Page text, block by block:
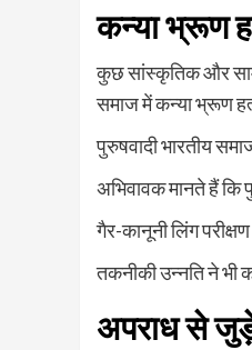
कन्या भ्रूण
कुछ सांस्कृतिक और
समाज में कन्या भ्रूण
पुरुषवादी भारतीय
अभिवावक मानते हैं
गैर-कानूनी लिंग
तकनीकी उन्नति ने भी
अपराध से